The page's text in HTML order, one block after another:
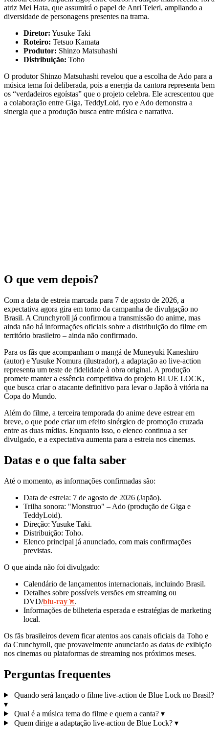
atriz Mei Hata, que assumirá o papel de Anri Teieri, ampliando a
diversidade de personagens presentes na trama.
Diretor: Yusuke Taki
Roteiro: Tetsuo Kamata
Produtor: Shinzo Matsuhashi
Distribuição: Toho
O produtor Shinzo Matsuhashi revelou que a escolha de Ado para a
música tema foi deliberada, pois a energia da cantora representa bem
os “verdadeiros egoístas” que o projeto celebra. Ele acrescentou que
a colaboração entre Giga, TeddyLoid, ryo e Ado demonstra a
sinergia que a produção busca entre música e narrativa.
O que vem depois?
Com a data de estreia marcada para 7 de agosto de 2026, a
expectativa agora gira em torno da campanha de divulgação no
Brasil. A Crunchyroll já confirmou a transmissão do anime, mas
ainda não há informações oficiais sobre a distribuição do filme em
território brasileiro – ainda não confirmado.
Para os fãs que acompanham o mangá de Muneyuki Kaneshiro
(autor) e Yusuke Nomura (ilustrador), a adaptação ao live-action
representa um teste de fidelidade à obra original. A produção
promete manter a essência competitiva do projeto BLUE LOCK,
que busca criar o atacante definitivo para levar o Japão à vitória na
Copa do Mundo.
Além do filme, a terceira temporada do anime deve estrear em
breve, o que pode criar um efeito sinérgico de promoção cruzada
entre as duas mídias. Enquanto isso, o elenco continua a ser
divulgado, e a expectativa aumenta para a estreia nos cinemas.
Datas e o que falta saber
Até o momento, as informações confirmadas são:
Data de estreia: 7 de agosto de 2026 (Japão).
Trilha sonora: "Monstruo" – Ado (produção de Giga e
TeddyLoid).
Direção: Yusuke Taki.
Distribuição: Toho.
Elenco principal já anunciado, com mais confirmações
previstas.
O que ainda não foi divulgado:
Calendário de lançamentos internacionais, incluindo Brasil.
Detalhes sobre possíveis versões em streaming ou
DVD/blu‑ray
.
Informações de bilheteria esperada e estratégias de marketing
local.
Os fãs brasileiros devem ficar atentos aos canais oficiais da Toho e
da Crunchyroll, que provavelmente anunciarão as datas de exibição
nos cinemas ou plataformas de streaming nos próximos meses.
Perguntas frequentes
Quando será lançado o filme live-action de Blue Lock no Brasil?
▾
Qual é a música tema do filme e quem a canta? ▾
Quem dirige a adaptação live-action de Blue Lock? ▾